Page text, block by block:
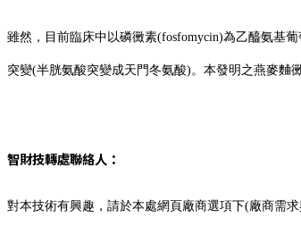
雖然，目前臨床中以磷黴素(fosfomycin)為乙醯氨基
突變(半胱氨酸突變成天門冬氨酸)。本發明之燕麥麯
智財技轉處聯絡人：
對本技術有興趣，請於本處網頁廠商選項下(廠商需